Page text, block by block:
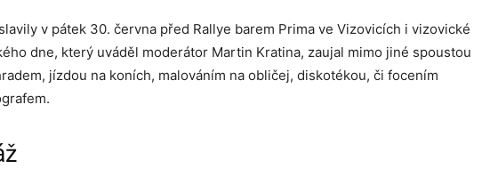
v pátek 30. června před Rallye barem Prima ve Vizovicích i vizovické
dne, který uváděl moderátor Martin Kratina, zaujal mimo jiné spoustou
jízdou na koních, malováním na obličej, diskotékou, či focením